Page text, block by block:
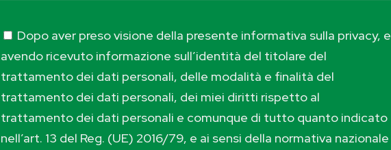
Dopo aver preso visione della presente informativa sulla privacy, e
avendo ricevuto informazione sull’identità del titolare del
trattamento dei dati personali, delle modalità e finalità del
trattamento dei dati personali, dei miei diritti rispetto al
trattamento dei dati personali e comunque di tutto quanto indicato
nell’art. 13 del Reg. (UE) 2016/79, e ai sensi della normativa nazionale